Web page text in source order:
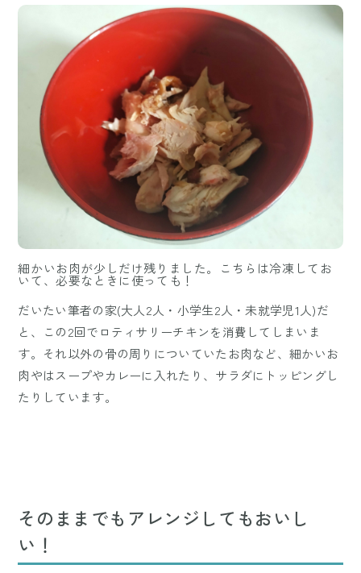
細かいお肉が少しだけ残りました。こちらは冷凍してお
いて、必要なときに使っても！
だいたい筆者の家(大人2人・小学生2人・未就学児1人)だ
と、この2回でロティサリーチキンを消費してしまいま
す。それ以外の骨の周りについていたお肉など、細かいお
肉やはスープやカレーに入れたり、サラダにトッピングし
たりしています。
そのままでもアレンジしてもおいし
い！